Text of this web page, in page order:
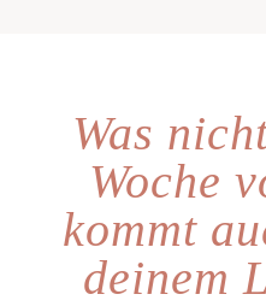
Was
Woche
kommt
deinem